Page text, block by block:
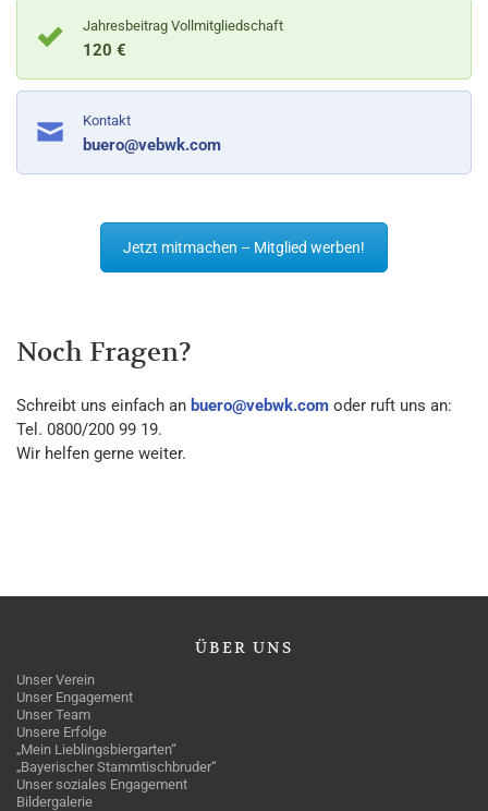
Jahresbeitrag Vollmitgliedschaft
120 €
Kontakt
buero@vebwk.com
Jetzt mitmachen – Mitglied werben!
Noch Fragen?
Schreibt uns einfach an buero@vebwk.com oder ruft uns an:
Tel. 0800/200 99 19.
Wir helfen gerne weiter.
ÜBER UNS
Unser Verein
Unser Engagement
Unser Team
Unsere Erfolge
„Mein Lieblingsbiergarten“
„Bayerischer Stammtischbruder“
Unser soziales Engagement
Bildergalerie